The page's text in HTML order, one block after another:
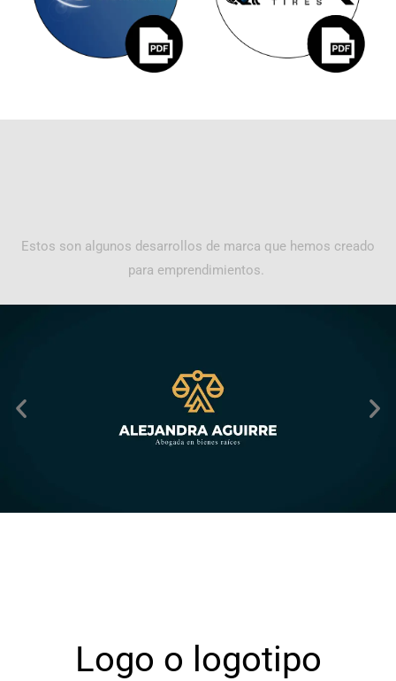
Estos son algunos desarrollos de marca que hemos creado
para emprendimientos.
Logo o logotipo